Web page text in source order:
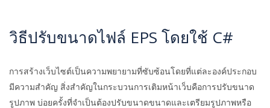
วิธีปรับขนาดไฟล์ EPS โดยใช้ C#
การสร้างเว็บไซต์เป็นความพยายามที่ซับซ้อนโดยที่แต่ละองค์ประกอบ
มีความสำคัญ สิ่งสำคัญในกระบวนการเติมหน้าเว็บคือการปรับขนาด
รูปภาพ บ่อยครั้งที่จำเป็นต้องปรับขนาดขนาดและเตรียมรูปภาพหรือ